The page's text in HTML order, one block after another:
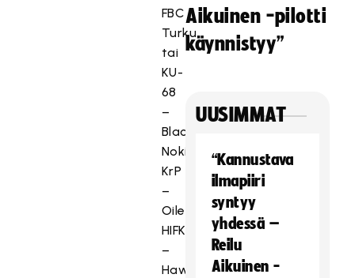
FBC
Turku
tai
KU-
68
–
Blackbirds
Nokian
KrP
–
Oilers
HIFK
–
Hawks
Aikuinen -pilotti
käynnistyy”
UUSIMMAT
“Kannustava
ilmapiiri
syntyy
yhdessä –
Reilu
Aikuinen -